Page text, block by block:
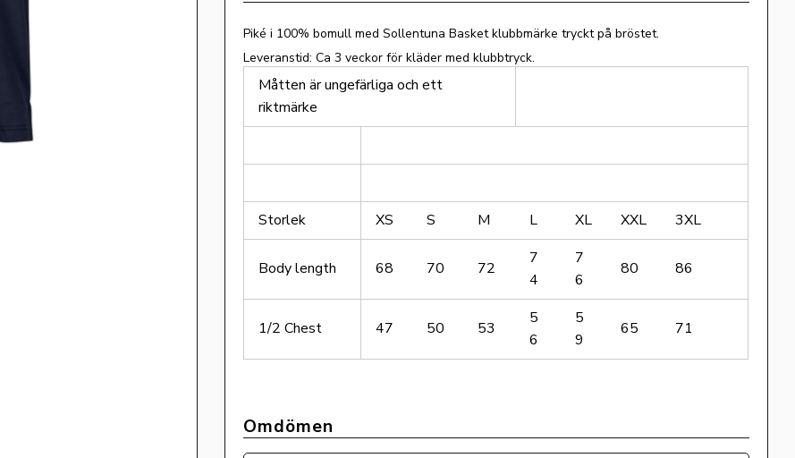
Piké i 100% bomull med Sollentuna Basket klubbmärke tryckt på bröstet.
Leveranstid: Ca 3 veckor för kläder med klubbtryck.
Måtten är ungefärliga och ett
riktmärke
Storlek XS S M L XL XXL 3XL
Body length 68 70 72
7
4
7
6
80 86
1/2 Chest 47 50 53
5
6
5
9
65 71
Omdömen